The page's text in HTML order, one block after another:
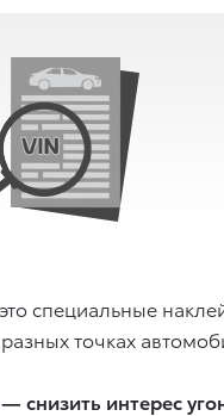
специальные
точках
снизить интерес